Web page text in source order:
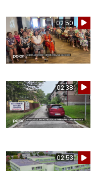
02:50
02:38
02:53